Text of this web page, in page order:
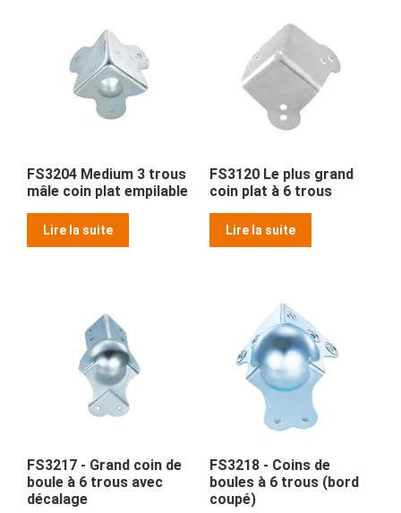
FS3204 Medium 3 trous
mâle coin plat empilable
Lire la suite
FS3120 Le plus grand
coin plat à 6 trous
Lire la suite
FS3217 - Grand coin de
boule à 6 trous avec
décalage
FS3218 - Coins de
boules à 6 trous (bord
coupé)